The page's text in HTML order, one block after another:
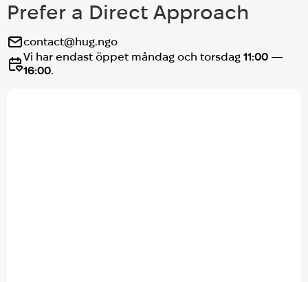
Prefer a Direct Approach
contact@hug.ngo
Vi har endast öppet måndag och torsdag 11:00 —
16:00.